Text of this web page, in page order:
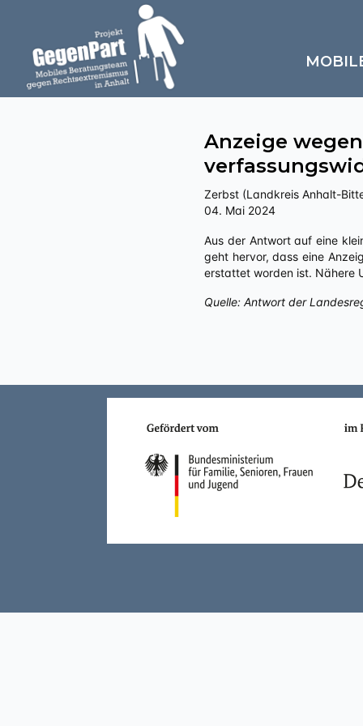
Anzeige
Zerbst (Landkreis Anhalt-
04. Mai 2024
Aus der Antwort auf eine kleine Anfrage an die Landesregierung Sachsen-Anhalts zu „Politisch motivierte Kriminalität – rechts“
geht hervor, dass eine
erstattet worden ist. Nähere
Quelle: Antwort der